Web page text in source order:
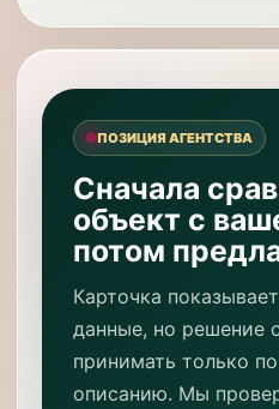
ПОЗИЦИЯ АГЕНТСТВА
Сначала
объект с
потом
Карточка
данные, но решение
принимать только
описанию. Мы